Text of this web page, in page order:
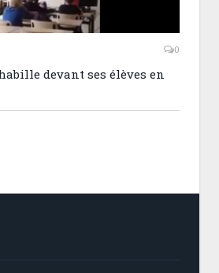
0
devant ses élèves en